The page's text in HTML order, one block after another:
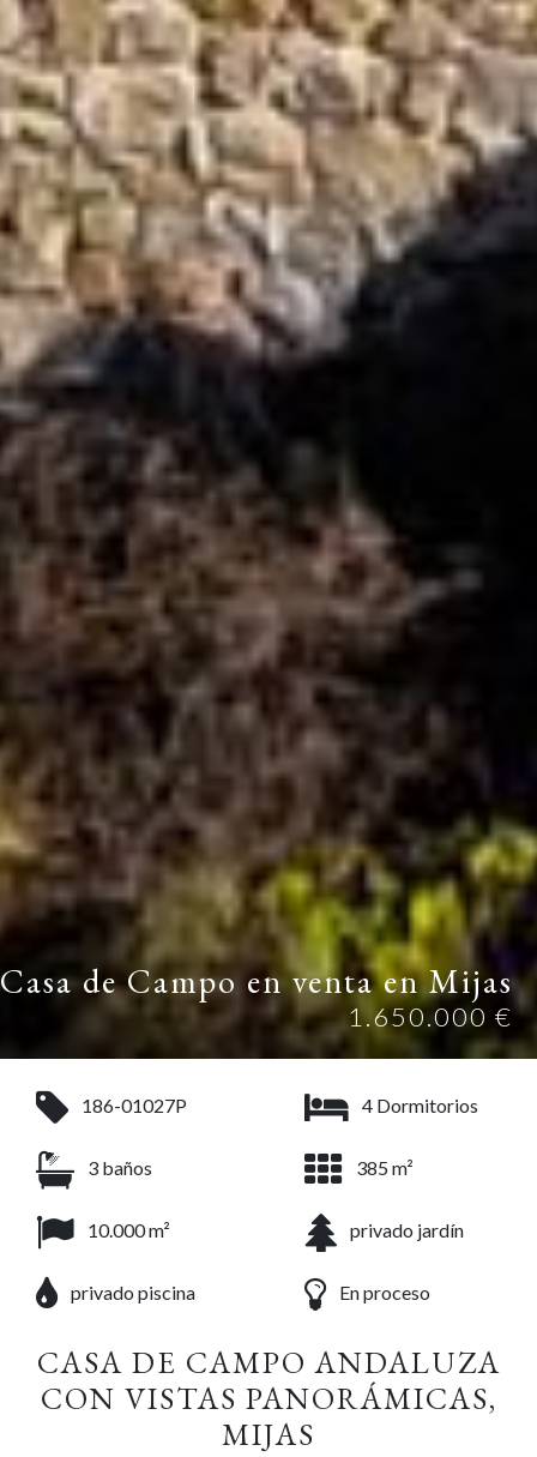
Casa de Campo en venta en Mijas
1.650.000 €
186-01027P 4 Dormitorios
3 baños 385 m²
10.000 m² privado jardín
privado piscina En proceso
CASA DE CAMPO ANDALUZA
CON VISTAS PANORÁMICAS,
MIJAS